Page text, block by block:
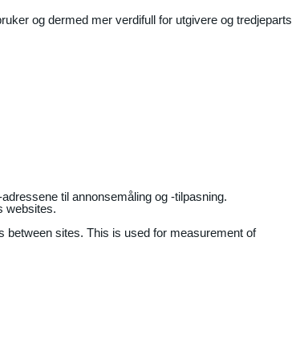
og dermed mer verdifull for utgivere og tredjeparts
til annonsemåling og -tilpasning.
websites.
sites. This is used for measurement of